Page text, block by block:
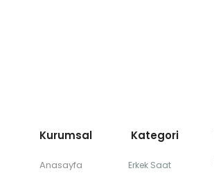
Kurumsal Kategori
Anasayfa Erkek Saat